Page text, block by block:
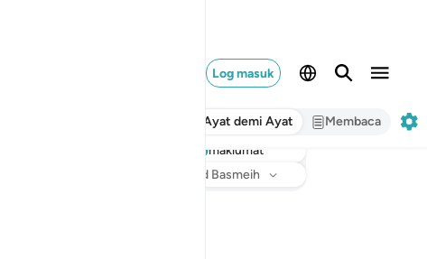
Log masuk
Ayat demi Ayat Membaca
maklumat
: Abdullah Muhammad Basmeih